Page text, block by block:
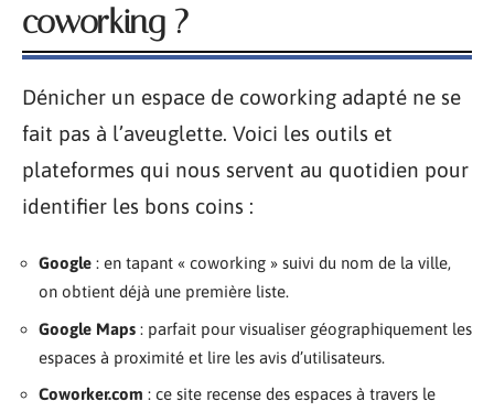
coworking ?
Dénicher un espace de coworking adapté ne se
fait pas à l’aveuglette. Voici les outils et
plateformes qui nous servent au quotidien pour
identifier les bons coins :
Google : en tapant « coworking » suivi du nom de la ville,
on obtient déjà une première liste.
Google Maps : parfait pour visualiser géographiquement les
espaces à proximité et lire les avis d’utilisateurs.
Coworker.com : ce site recense des espaces à travers le